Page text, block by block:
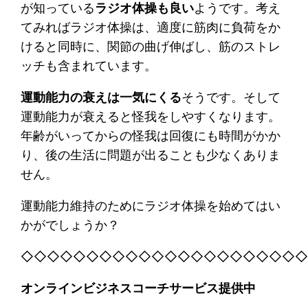
が知っているラジオ体操も良いようです。考え
てみればラジオ体操は、適度に筋肉に負荷をか
けると同時に、関節の曲げ伸ばし、筋のストレ
ッチも含まれています。
運動能力の衰えは一気にくるそうです。そして
運動能力が衰えると怪我をしやすくなります。
年齢がいってからの怪我は回復にも時間がかか
り、後の生活に問題が出ることも少なくありま
せん。
運動能力維持のためにラジオ体操を始めてはい
かがでしょうか？
オンラインビジネスコーチサービス提供中